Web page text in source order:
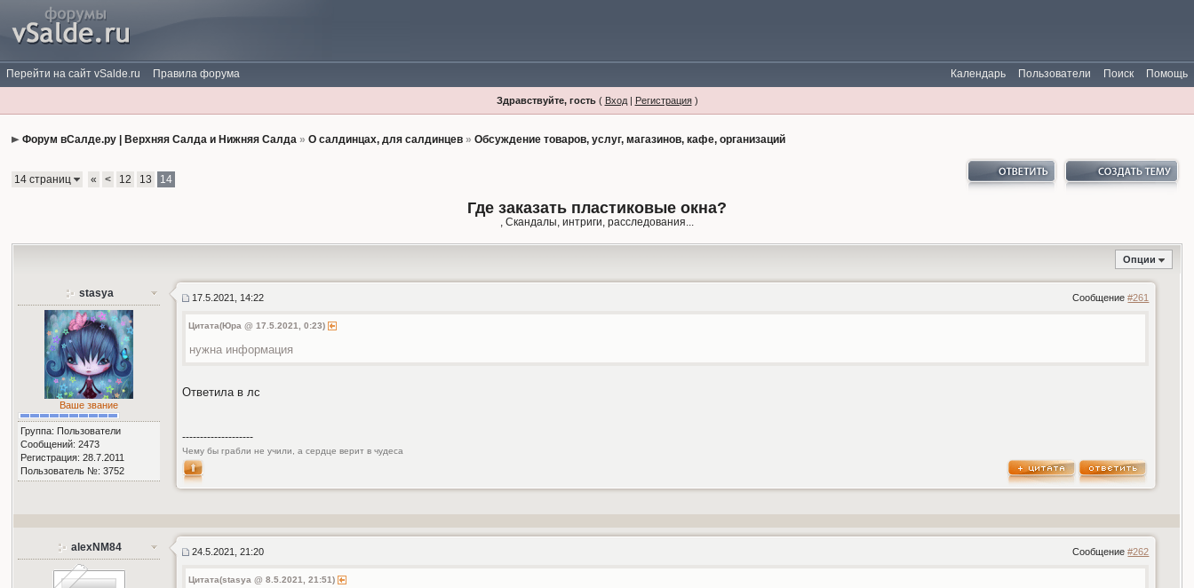
Перейти на сайт vSalde.ru Правила форума Помощь
Поиск
Пользователи
Календарь
Здравствуйте, гость( Вход| Регистрация)
Форум вСалде.ру | Верхняя Салда и Нижняя Салда »О салдинцах, для салдинцев »Обсуждение товаров, услуг, магазинов, кафе, организаций
14 страниц « < 12 13 14
Где заказать пластиковые окна?
, Скандалы, интриги, расследования...
Опции
stasya
Ваше звание
Группа: Пользователи
Сообщений: 2473
Регистрация: 28.7.2011
Пользователь №: 3752
Сообщение#261
17.5.2021, 14:22
Цитата(Юра @ 17.5.2021, 0:23)
нужна информация
Ответила в лс
--------------------
Чему бы грабли не учили, а сердце верит в чудеса
alexNM84 Сообщение#262
24.5.2021, 21:20
Цитата(stasya @ 8.5.2021, 21:51)